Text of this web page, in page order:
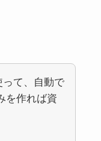
って、自動で
を作れば資